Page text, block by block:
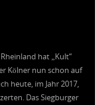
hat „Kult“
Kölner nun schon auf
heute, im Jahr 2017,
Das Siegburger